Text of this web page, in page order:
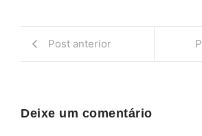
Post anterior
Deixe um comentário